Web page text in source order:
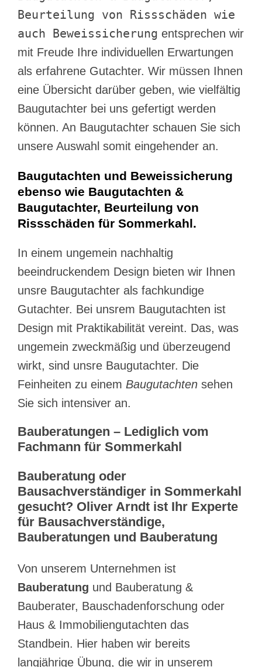
Beurteilung von Rissschäden wie
auch Beweissicherung entsprechen wir
mit Freude Ihre individuellen Erwartungen
als erfahrene Gutachter. Wir müssen Ihnen
eine Übersicht darüber geben, wie vielfältig
Baugutachter bei uns gefertigt werden
können. An Baugutachter schauen Sie sich
unsere Auswahl somit eingehender an.
Baugutachten und Beweissicherung
ebenso wie Baugutachten &
Baugutachter, Beurteilung von
Rissschäden für Sommerkahl.
In einem ungemein nachhaltig
beeindruckendem Design bieten wir Ihnen
unsre Baugutachter als fachkundige
Gutachter. Bei unsrem Baugutachten ist
Design mit Praktikabilität vereint. Das, was
ungemein zweckmäßig und überzeugend
wirkt, sind unsre Baugutachter. Die
Feinheiten zu einem Baugutachten sehen
Sie sich intensiver an.
Bauberatungen – Lediglich vom
Fachmann für Sommerkahl
Bauberatung oder
Bausachverständiger in Sommerkahl
gesucht? Oliver Arndt ist Ihr Experte
für Bausachverständige,
Bauberatungen und Bauberatung
Von unserem Unternehmen ist
Bauberatung und Bauberatung &
Bauberater, Bauschadenforschung oder
Haus & Immobiliengutachten das
Standbein. Hier haben wir bereits
langjährige Übung, die wir in unserem